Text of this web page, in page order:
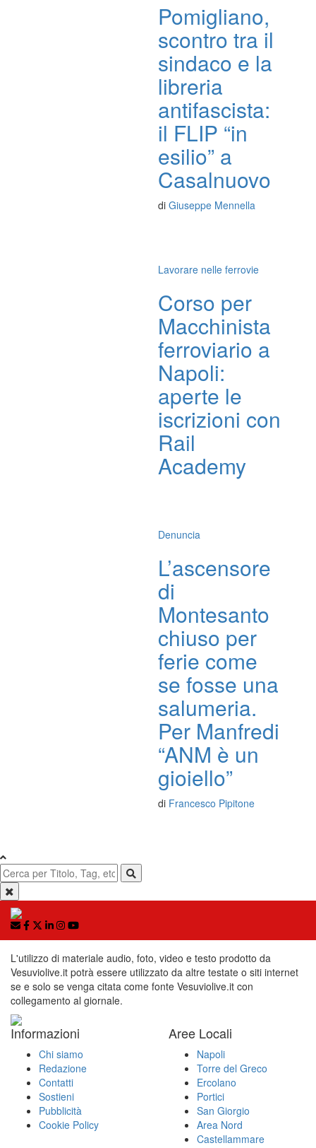
Pomigliano,
scontro tra il
sindaco e la
libreria
antifascista:
il FLIP “in
esilio” a
Casalnuovo
di Giuseppe Mennella
Lavorare nelle ferrovie
Corso per
Macchinista
ferroviario a
Napoli:
aperte le
iscrizioni con
Rail
Academy
Denuncia
L’ascensore
di
Montesanto
chiuso per
ferie come
se fosse una
salumeria.
Per Manfredi
“ANM è un
gioiello”
di Francesco Pipitone
L'utilizzo di materiale audio, foto, video e testo prodotto da
Vesuviolive.it potrà essere utilizzato da altre testate o siti internet
se e solo se venga citata come fonte Vesuviolive.it con
collegamento al giornale.
Informazioni
Chi siamo
Redazione
Contatti
Sostieni
Pubblicità
Cookie Policy
Aree Locali
Napoli
Torre del Greco
Ercolano
Portici
San Giorgio
Area Nord
Castellammare